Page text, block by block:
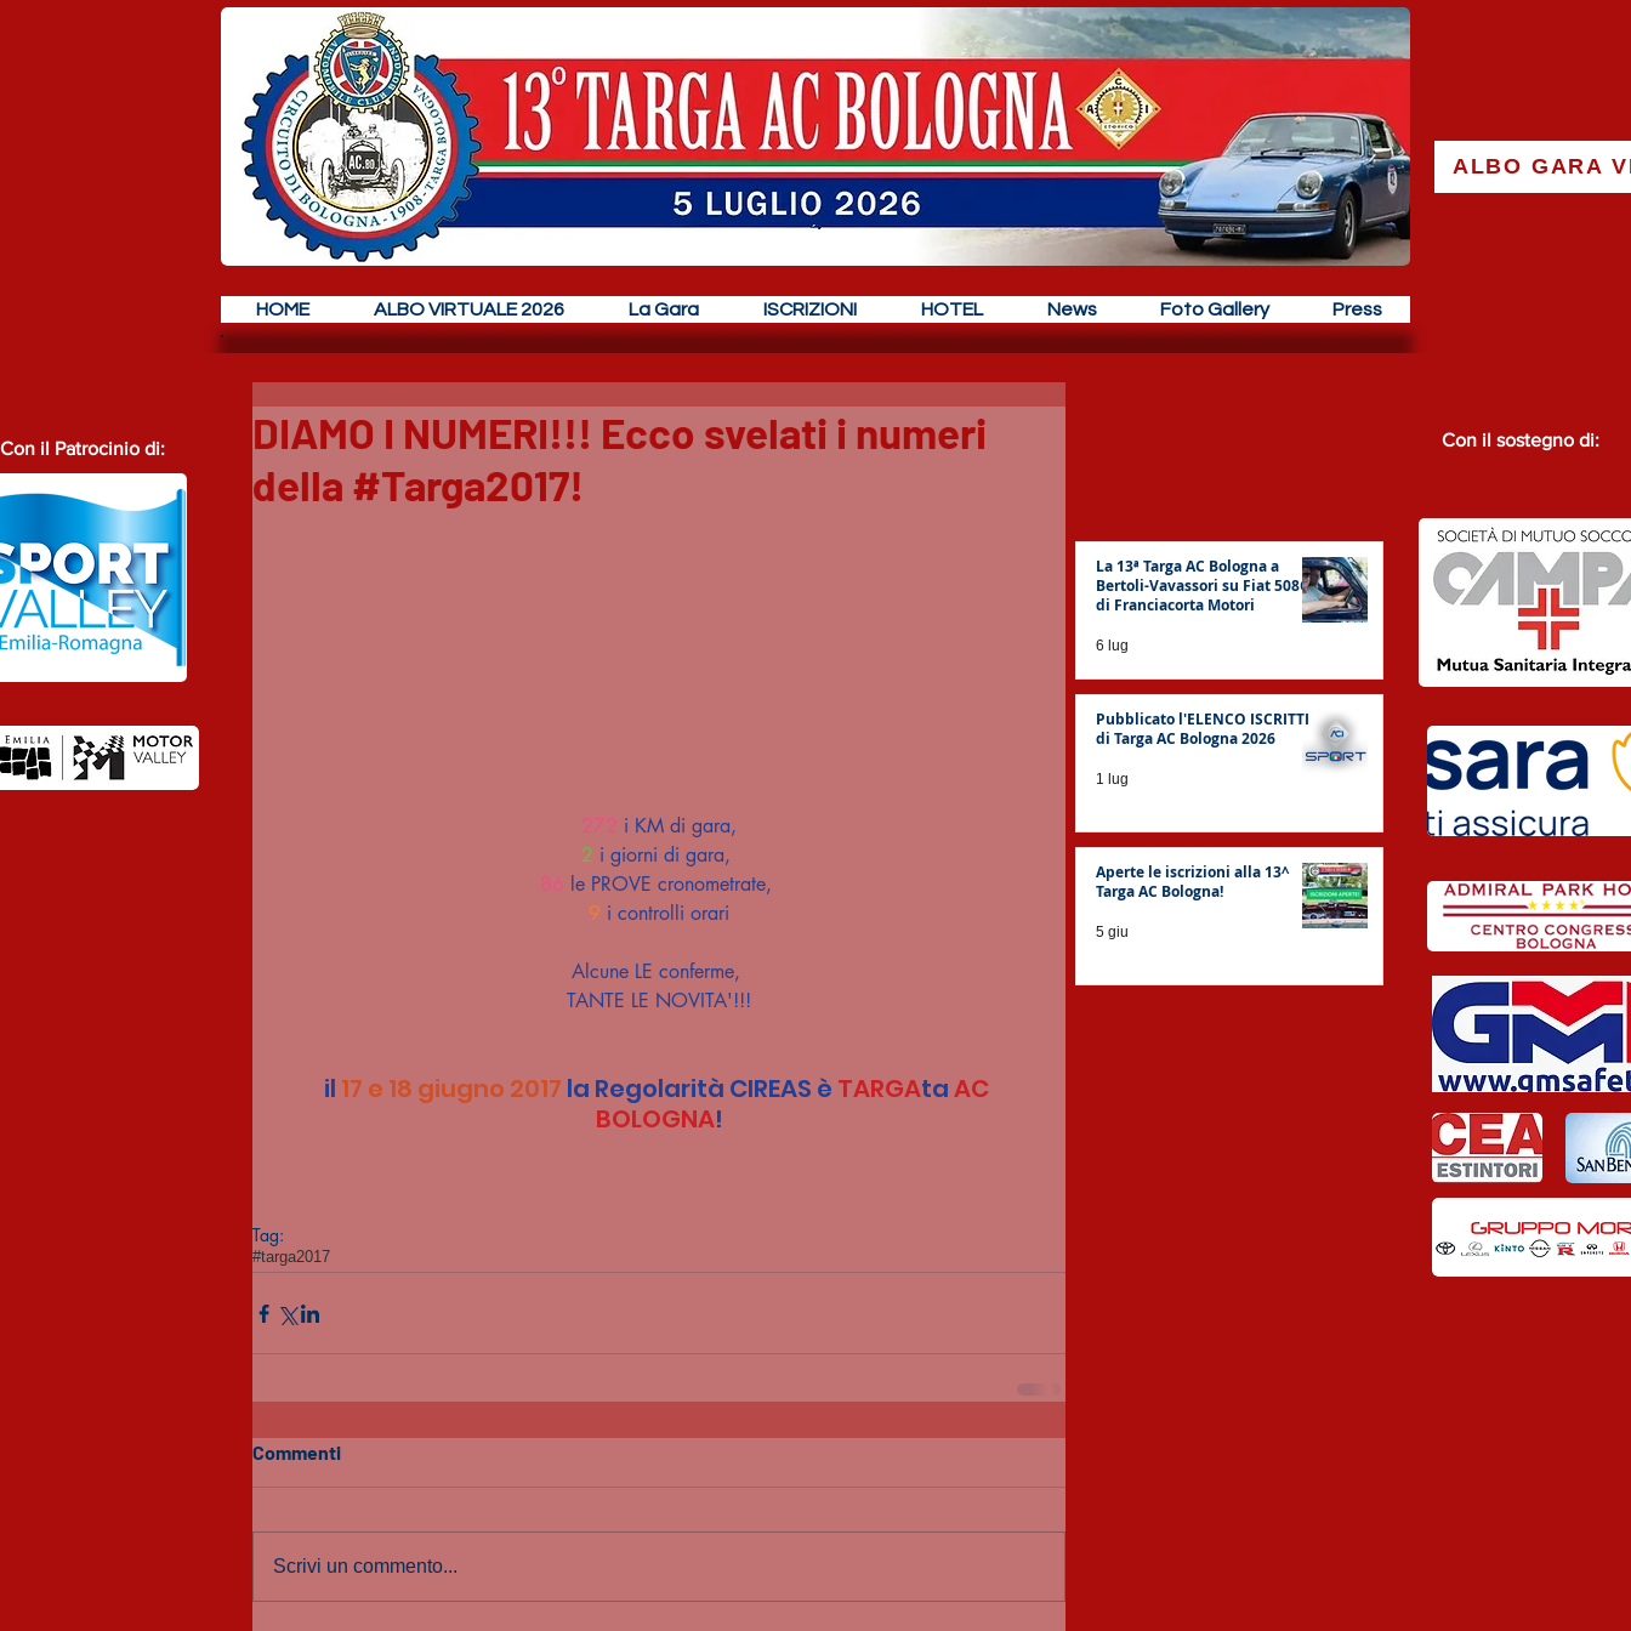
ALBO GARA
HOME ALBO VIRTUALE 2026 La Gara ISCRIZIONI HOTEL News Foto Gallery Press
DIAMO I NUMERI!!! Ecco svelati i numeri
della #Targa2017!
272 i KM di gara,
2 i giorni di gara,
86 le PROVE cronometrate,
9 i controlli orari
Alcune LE conferme,
TANTE LE NOVITA'!!!
il 17 e 18 giugno 2017 la Regolarità CIREAS è TARGAta AC
BOLOGNA!
Tag:
#targa2017
Commenti
Scrivi un commento...
La 13ª Targa AC Bologna a
Bertoli-Vavassori su Fiat 508C
di Franciacorta Motori
6 lug
Pubblicato l'ELENCO ISCRITTI
di Targa AC Bologna 2026
1 lug
Aperte le iscrizioni alla 13^
Targa AC Bologna!
5 giu
Con il Patrocinio di: Con il sostegno di: